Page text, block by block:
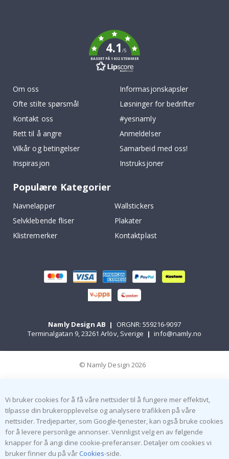
4.1/5
BASERT PÅ 1032 STEMMER
Om oss
Ofte stilte spørsmål
Kontakt oss
Rett til å angre
Vilkår og betingelser
Inspirasjon
Informasjonskapsler
Løsninger for bedrifter
#yesnamly
Anmeldelser
Samarbeid med oss!
Instruksjoner
Populære Kategorier
Navnelapper
Wallstickers
Selvklebende fliser
Plakater
Klistremerker
Kontaktplast
Namly Design AB |
ORGNR: 559216-9097
Terminalgatan 9, 23261 Arlöv, Sverige | info@namly.no
© Namly Design 2026
Vi bruker cookies for å få våre nettsider til å fungere mer effektivt,
tilpasse din brukeropplevelse og analysere trafikken på våre
nettsider. Tredjeparter, som Google-tjenester, kan også bruke cookies
for å levere personlige annonser. Vennligst velg en av følgende
knapper for å angi dine cookie-preferanser. Detaljer om cookies vi
bruker finner du på vår Cookies-side.